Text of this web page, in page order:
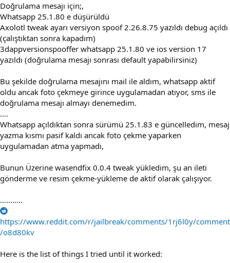
Doğrulama mesajı için;,
Whatsapp 25.1.80 e düşürüldü
Axolotl tweak ayarı versiyon spoof 2.26.8.75 yazıldı debug açıldı
(çalıştıktan sonra kapadım)
3dappversionspooffer whatsapp 25.1.80 ve ios version 17
yazıldı (doğrulama mesajı sonrası default yapabilirsiniz)
Bu şekilde doğrulama mesajını mail ile aldım, whatsapp aktif
oldu ancak foto çekmeye girince uygulamadan atıyor, sms ile
doğrulama mesajı almayı denemedim.
….
Whatsapp açıldıktan sonra sürümü 25.1.83 e güncelledim, mesaj
yazma kısmı pasif kaldı ancak foto çekme yaparken
uygulamadan atma yapmadı,
Bunun Üzerine wasendfix 0.0.4 tweak yükledim, şu an ileti
gönderme ve resim çekme-yükleme de aktif olarak çalışıyor.
………..
https://www.reddit.com/r/jailbreak/comments/1rj6l0y/comment
/o8d80kv
Here is the list of things I tried until it worked: